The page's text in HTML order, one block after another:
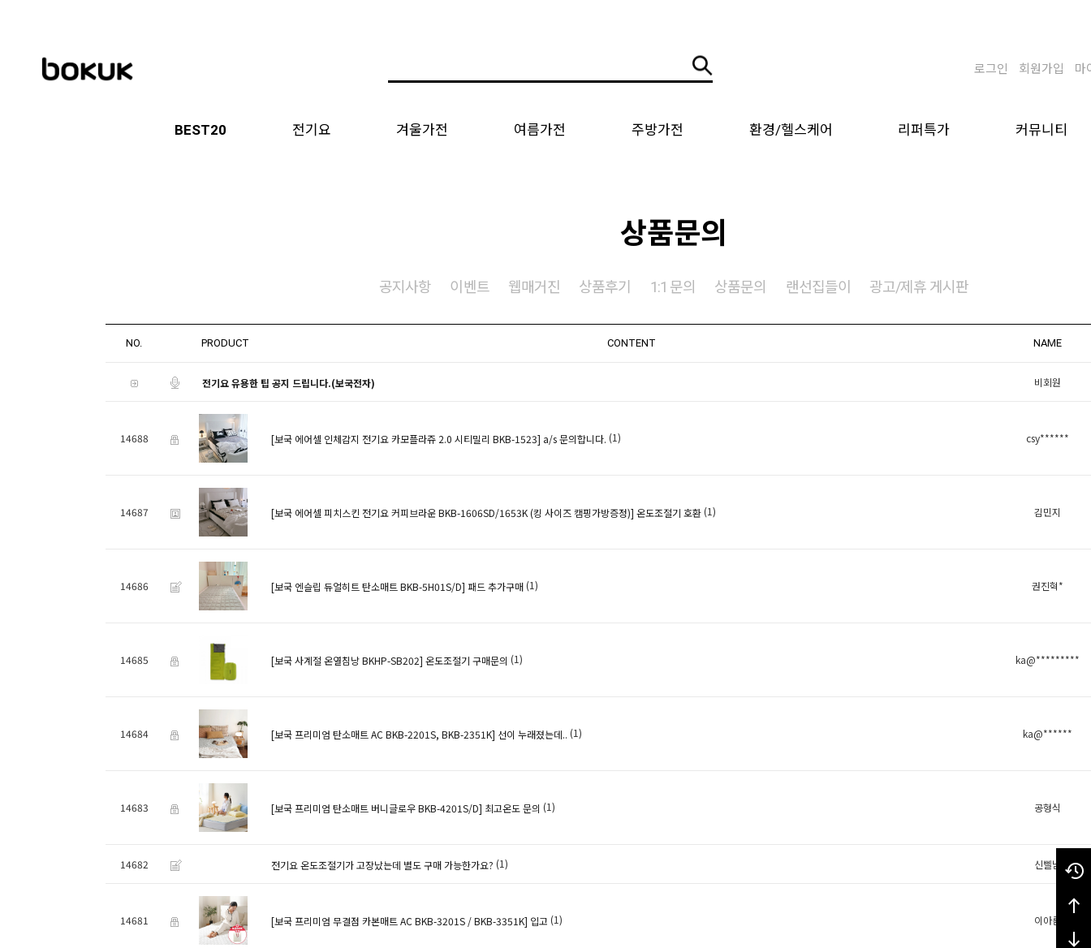
로그인 회원가입 마
BEST20 전기요 겨울가전 여름가전 주방가전 환경/헬스케어 리퍼특가 커뮤니티
상품문의
공지사항 이벤트 웹매거진 상품후기 1:1 문의 상품문의 랜선집들이 광고/제휴 게시판
NO. PRODUCT CONTENT NAME
전기요 유용한 팁 공지 드립니다.(보국전자) 비회원
14688 [보국 에어셀 인체감지 전기요 카모플라쥬 2.0 시티밀리 BKB-1523] a/s 문의합니다. (1) csy******
14687 [보국 에어셀 피치스킨 전기요 커피브라운 BKB-1606SD/1653K (킹 사이즈 캠핑가방증정)] 온도조절기 호환 (1) 김민지
14686 [보국 엔슬립 듀얼히트 탄소매트 BKB-5H01S/D] 패드 추가구매 (1) 권진혁*
14685 [보국 사계절 온열침낭 BKHP-SB202] 온도조절기 구매문의 (1) ka@*********
14684 [보국 프리미엄 탄소매트 AC BKB-2201S, BKB-2351K] 선이 누래졌는데.. (1) ka@******
14683 [보국 프리미엄 탄소매트 버니글로우 BKB-4201S/D] 최고온도 문의 (1) 공형식
14682 전기요 온도조절기가 고장났는데 별도 구매 가능한가요? (1) 신삘님
14681 [보국 프리미엄 무결점 카본매트 AC BKB-3201S / BKB-3351K] 입고 (1) 이아름